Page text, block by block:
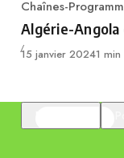
Category
Chaînes-
Algérie-
Publié
15 janvier 20241